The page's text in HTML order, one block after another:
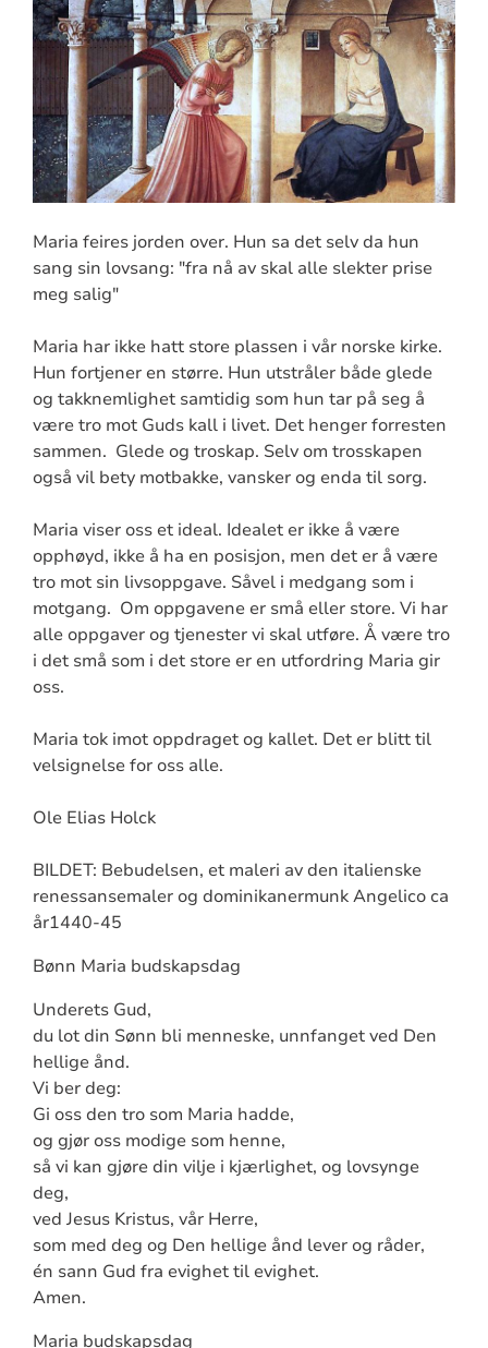
Maria feires jorden over. Hun sa det selv da hun
sang sin lovsang: "fra nå av skal alle slekter prise
meg salig"
Maria har ikke hatt store plassen i vår norske kirke.
Hun fortjener en større. Hun utstråler både glede
og takknemlighet samtidig som hun tar på seg å
være tro mot Guds kall i livet. Det henger forresten
sammen. Glede og troskap. Selv om trosskapen
også vil bety motbakke, vansker og enda til sorg.
Maria viser oss et ideal. Idealet er ikke å være
opphøyd, ikke å ha en posisjon, men det er å være
tro mot sin livsoppgave. Såvel i medgang som i
motgang. Om oppgavene er små eller store. Vi har
alle oppgaver og tjenester vi skal utføre. Å være tro
i det små som i det store er en utfordring Maria gir
oss.
Maria tok imot oppdraget og kallet. Det er blitt til
velsignelse for oss alle.
Ole Elias Holck
BILDET: Bebudelsen, et maleri av den italienske
renessansemaler og dominikanermunk Angelico ca
år1440-45
Bønn Maria budskapsdag
Underets Gud,
du lot din Sønn bli menneske, unnfanget ved Den
hellige ånd.
Vi ber deg:
Gi oss den tro som Maria hadde,
og gjør oss modige som henne,
så vi kan gjøre din vilje i kjærlighet, og lovsynge
deg,
ved Jesus Kristus, vår Herre,
som med deg og Den hellige ånd lever og råder,
én sann Gud fra evighet til evighet.
Amen.
Maria budskapsdag